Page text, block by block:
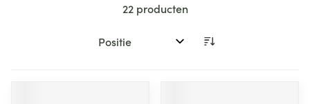
22producten
Sorteer op: